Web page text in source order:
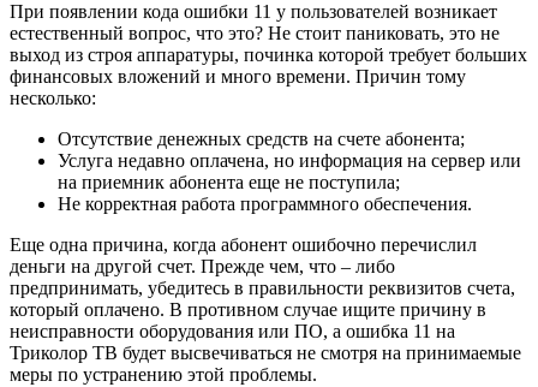
При появлении кода ошибки 11 у пользователей возникает
естественный вопрос, что это? Не стоит паниковать, это не
выход из строя аппаратуры, починка которой требует больших
финансовых вложений и много времени. Причин тому
несколько:
Отсутствие денежных средств на счете абонента;
Услуга недавно оплачена, но информация на сервер или
на приемник абонента еще не поступила;
Не корректная работа программного обеспечения.
Еще одна причина, когда абонент ошибочно перечислил
деньги на другой счет. Прежде чем, что – либо
предпринимать, убедитесь в правильности реквизитов счета,
который оплачено. В противном случае ищите причину в
неисправности оборудования или ПО, а ошибка 11 на
Триколор ТВ будет высвечиваться не смотря на принимаемые
меры по устранению этой проблемы.